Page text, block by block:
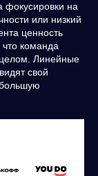
фокусировки на
или низкий
ценность
команда
целом. Линейные
свой